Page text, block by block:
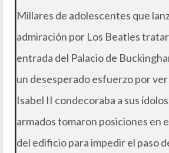
Millares de adolescentes que
admiración por Los Beatles
entrada del Palacio de
un desesperado esfuerzo por
Isabel II condecoraba a sus
armados tomaron posiciones en
del edificio para impedir el paso